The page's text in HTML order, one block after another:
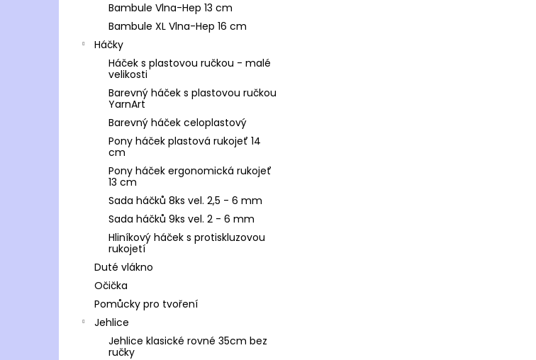
Bambule Vlna-Hep 13 cm
Bambule XL Vlna-Hep 16 cm
Háčky
Háček s plastovou ručkou - malé
velikosti
Barevný háček s plastovou ručkou
YarnArt
Barevný háček celoplastový
Pony háček plastová rukojeť 14
cm
Pony háček ergonomická rukojeť
13 cm
Sada háčků 8ks vel. 2,5 - 6 mm
Sada háčků 9ks vel. 2 - 6 mm
Hliníkový háček s protiskluzovou
rukojetí
Duté vlákno
Očička
Pomůcky pro tvoření
Jehlice
Jehlice klasické rovné 35cm bez
ručky